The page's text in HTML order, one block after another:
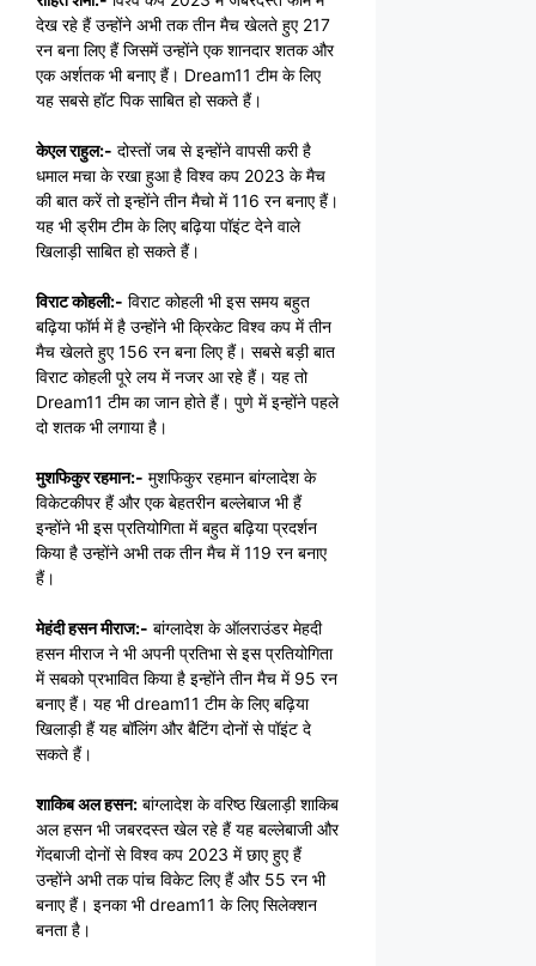
देख रहे हैं उन्होंने अभी तक तीन मैच खेलते हुए 217
रन बना लिए हैं जिसमें उन्होंने एक शानदार शतक और
एक अर्शतक भी बनाए हैं। Dream11 टीम के लिए
यह सबसे हॉट पिक साबित हो सकते हैं।
केएल राहुल:- दोस्तों जब से इन्होंने वापसी करी है
धमाल मचा के रखा हुआ है विश्व कप 2023 के मैच
की बात करें तो इन्होंने तीन मैचो में 116 रन बनाए हैं।
यह भी ड्रीम टीम के लिए बढ़िया पॉइंट देने वाले
खिलाड़ी साबित हो सकते हैं।
विराट कोहली:- विराट कोहली भी इस समय बहुत
बढ़िया फॉर्म में है उन्होंने भी क्रिकेट विश्व कप में तीन
मैच खेलते हुए 156 रन बना लिए हैं। सबसे बड़ी बात
विराट कोहली पूरे लय में नजर आ रहे हैं। यह तो
Dream11 टीम का जान होते हैं। पुणे में इन्होंने पहले
दो शतक भी लगाया है।
मुशफिकुर रहमान:- मुशफिकुर रहमान बांग्लादेश के
विकेटकीपर हैं और एक बेहतरीन बल्लेबाज भी हैं
इन्होंने भी इस प्रतियोगिता में बहुत बढ़िया प्रदर्शन
किया है उन्होंने अभी तक तीन मैच में 119 रन बनाए
हैं।
मेहंदी हसन मीराज:- बांग्लादेश के ऑलराउंडर मेहदी
हसन मीराज ने भी अपनी प्रतिभा से इस प्रतियोगिता
में सबको प्रभावित किया है इन्होंने तीन मैच में 95 रन
बनाए हैं। यह भी dream11 टीम के लिए बढ़िया
खिलाड़ी हैं यह बॉलिंग और बैटिंग दोनों से पॉइंट दे
सकते हैं।
शाकिब अल हसन: बांग्लादेश के वरिष्ठ खिलाड़ी शाकिब
अल हसन भी जबरदस्त खेल रहे हैं यह बल्लेबाजी और
गेंदबाजी दोनों से विश्व कप 2023 में छाए हुए हैं
उन्होंने अभी तक पांच विकेट लिए हैं और 55 रन भी
बनाए हैं। इनका भी dream11 के लिए सिलेक्शन
बनता है।